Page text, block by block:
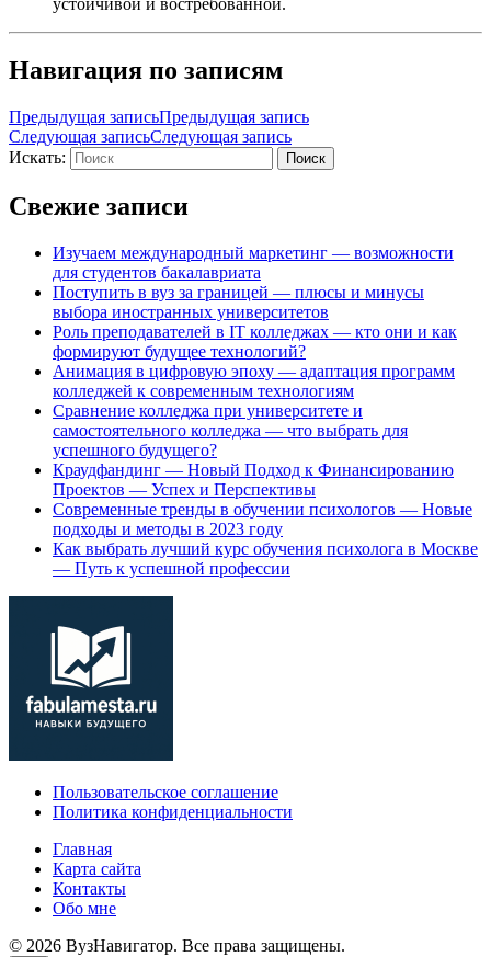
устойчивой и востребованной.
Навигация по записям
Предыдущая записьПредыдущая запись
Следующая записьСледующая запись
Искать:
Поиск
Свежие записи
Изучаем международный маркетинг — возможности
для студентов бакалавриата
Поступить в вуз за границей — плюсы и минусы
выбора иностранных университетов
Роль преподавателей в IT колледжах — кто они и как
формируют будущее технологий?
Анимация в цифровую эпоху — адаптация программ
колледжей к современным технологиям
Сравнение колледжа при университете и
самостоятельного колледжа — что выбрать для
успешного будущего?
Краудфандинг — Новый Подход к Финансированию
Проектов — Успех и Перспективы
Современные тренды в обучении психологов — Новые
подходы и методы в 2023 году
Как выбрать лучший курс обучения психолога в Москве
— Путь к успешной профессии
Пользовательское соглашение
Политика конфиденциальности
Главная
Карта сайта
Контакты
Обо мне
© 2026 ВузНавигатор. Все права защищены.